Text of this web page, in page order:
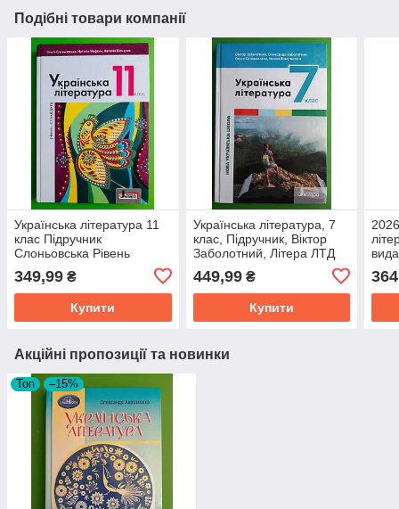
Подібні товари компанії
Українська література 11
клас Підручник
Слоньовська Рівень
349,99 ₴
Купити
Українська література, 7
клас, Підручник, Віктор
Заболотний, Літера ЛТД
449,99₴
Купити
364
Акційні пропозиції та новинки
Топ –15%